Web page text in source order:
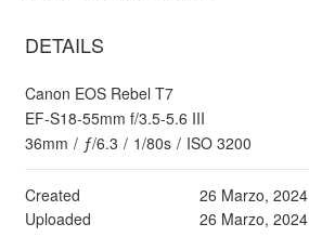
DETAILS
Canon EOS Rebel T7
EF-S18-55mm f/3.5-5.6 III
36mm / ƒ/6.3 / 1/80s / ISO 3200
Created
26 Marzo, 2024
Uploaded
26 Marzo, 2024